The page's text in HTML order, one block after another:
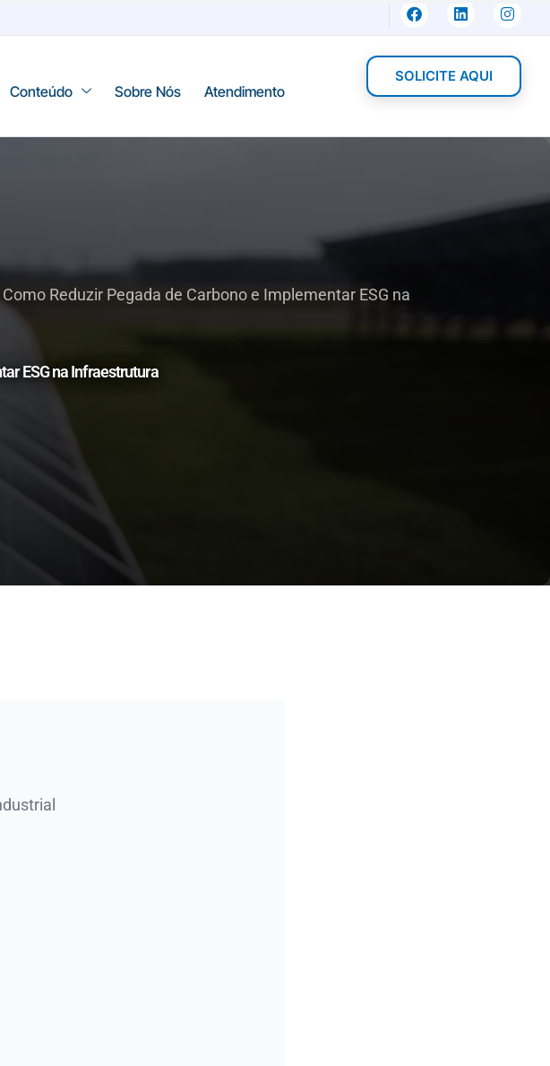
Conteúdo Sobre Nós Atendimento
SOLICITE AQUI
Reduzir Pegada de Carbono e Implementar ESG na
ESG na Infraestrutura